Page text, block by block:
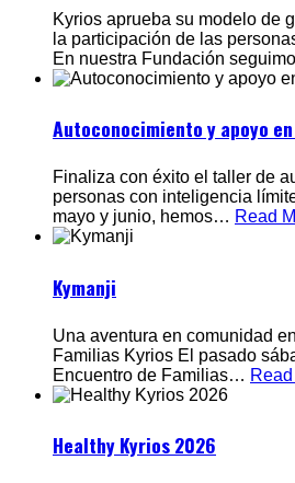
Kyrios aprueba su modelo de
la participación de las
En nuestra Fundación
Autoconocimiento y apoyo
Finaliza con éxito el taller de
personas con inteligencia
mayo y junio, hemos… Read
Kymanji
Una aventura en comunidad
Familias Kyrios El pasado
Encuentro de Familias…
Healthy Kyrios 2026